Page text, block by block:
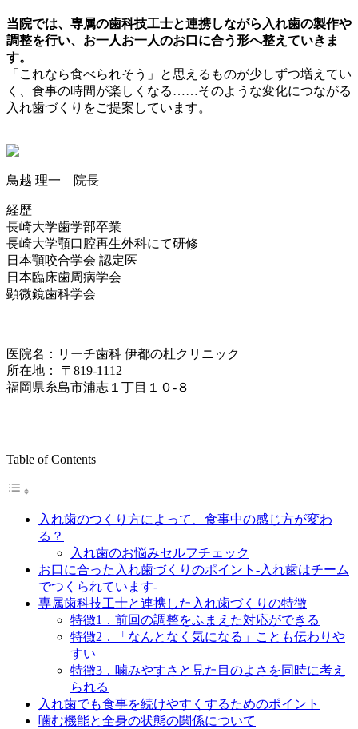
当院では、専属の歯科技工士と連携しながら入れ歯の製作や
調整を行い、お一人お一人のお口に合う形へ整えていきま
す。
「これなら食べられそう」と思えるものが少しずつ増えてい
く、食事の時間が楽しくなる……そのような変化につながる
入れ歯づくりをご提案しています。
鳥越 理一 院長
経歴
長崎大学歯学部卒業
長崎大学顎口腔再生外科にて研修
日本顎咬合学会 認定医
日本臨床歯周病学会
顕微鏡歯科学会
医院名：リーチ歯科 伊都の杜クリニック
所在地： 〒819-1112
福岡県糸島市浦志１丁目１０-８
Table of Contents
入れ歯のつくり方によって、食事中の感じ方が変わ
る？
入れ歯のお悩みセルフチェック
お口に合った入れ歯づくりのポイント‐入れ歯はチーム
でつくられています‐
専属歯科技工士と連携した入れ歯づくりの特徴
特徴1．前回の調整をふまえた対応ができる
特徴2．「なんとなく気になる」ことも伝わりや
すい
特徴3．噛みやすさと見た目のよさを同時に考え
られる
入れ歯でも食事を続けやすくするためのポイント
噛む機能と全身の状態の関係について